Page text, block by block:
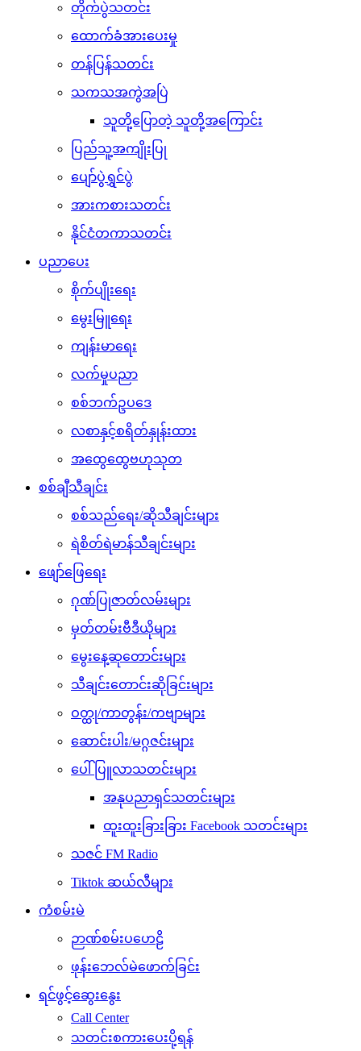
တိုက်ပွဲသတင်း
ထောက်ခံအားပေးမှု
တန်ပြန်သတင်း
သကသအကွဲအပြဲ
သူတို့ပြောတဲ့ သူတို့အကြောင်း
ပြည်သူ့အကျိုးပြု
ပျော်ပွဲရွှင်ပွဲ
အားကစားသတင်း
နိုင်ငံတကာသတင်း
ပညာပေး
စိုက်ပျိုးရေး
မွေးမြူရေး
ကျန်းမာရေး
လက်မှုပညာ
စစ်ဘက်ဥပဒေ
လစာနှင့်စရိတ်နှုန်းထား
အထွေထွေဗဟုသုတ
စစ်ချီသီချင်း
စစ်သည်ရေး/ဆိုသီချင်းများ
ရဲစိတ်ရဲမာန်သီချင်းများ
ဖျော်ဖြေရေး
ဂုဏ်ပြုဇာတ်လမ်းများ
မှတ်တမ်းဗီဒီယိုများ
မွေးနေ့ဆုတောင်းများ
သီချင်းတောင်းဆိုခြင်းများ
ဝတ္ထု/ကာတွန်း/ကဗျာများ
ဆောင်းပါး/မဂ္ဂဇင်းများ
ပေါ်ပြူလာသတင်းများ
အနုပညာရှင်သတင်းများ
ထူးထူးခြားခြား Facebook သတင်းများ
သဇင် FM Radio
Tiktok ဆယ်လီများ
ကံစမ်းမဲ
ဉာဏ်စမ်းပဟေဠိ
ဖုန်းဘေလ်မဲဖောက်ခြင်း
ရင်ဖွင့်ဆွေးနွေး
Call Center
သတင်းစကားပေးပို့ရန်